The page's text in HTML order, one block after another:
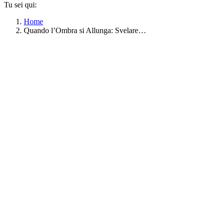
Tu sei qui:
Home
Quando l’Ombra si Allunga: Svelare…